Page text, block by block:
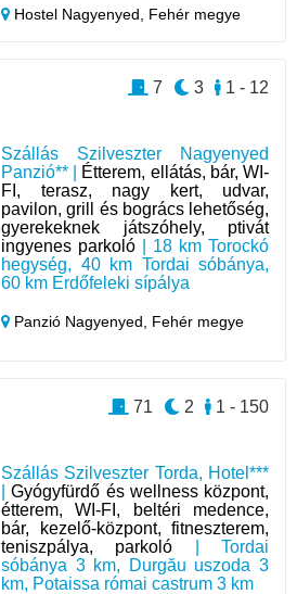
Hostel Nagyenyed, Fehér megye
Szállás Szilveszter Nagyenyed
Panzió** | Étterem, ellátás, bár, WI-
FI, terasz, nagy kert, udvar,
pavilon, grill és bogrács lehetőség,
gyerekeknek játszóhely, ptivát
ingyenes parkoló | 18 km Torockó
hegység, 40 km Tordai sóbánya,
60 km Erdőfeleki sípálya
Panzió Nagyenyed, Fehér megye
1 - 12
3
7
Szállás Szilveszter Torda, Hotel***
|Gyógyfürdő és wellness központ,
étterem, WI-FI, beltéri medence,
bár, kezelő-központ, fitneszterem,
teniszpálya, parkoló | Tordai
sóbánya 3 km, Durgău uszoda 3
km, Potaissa római castrum 3 km
1 - 150
2
71